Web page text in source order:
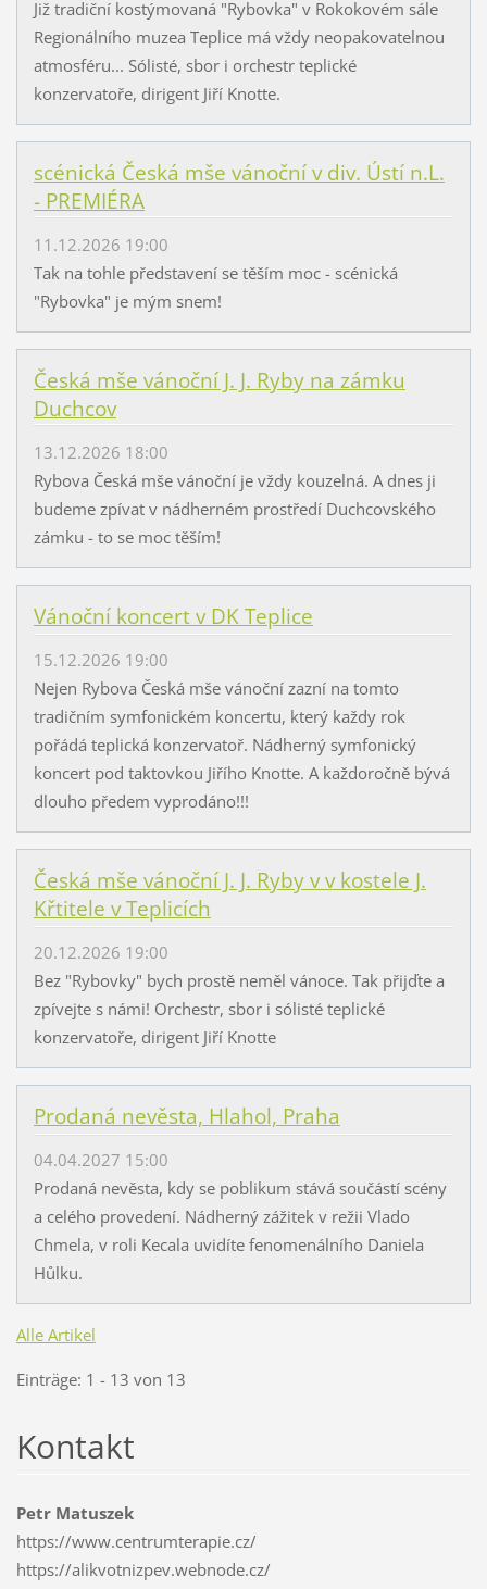
Již tradiční kostýmovaná "Rybovka" v Rokokovém sále
Regionálního muzea Teplice má vždy neopakovatelnou
atmosféru... Sólisté, sbor i orchestr teplické
konzervatoře, dirigent Jiří Knotte.
scénická Česká mše vánoční v div. Ústí n.L.
- PREMIÉRA
11.12.2026 19:00
Tak na tohle představení se těším moc - scénická
"Rybovka" je mým snem!
Česká mše vánoční J. J. Ryby na zámku
Duchcov
13.12.2026 18:00
Rybova Česká mše vánoční je vždy kouzelná. A dnes ji
budeme zpívat v nádherném prostředí Duchcovského
zámku - to se moc těším!
Vánoční koncert v DK Teplice
15.12.2026 19:00
Nejen Rybova Česká mše vánoční zazní na tomto
tradičním symfonickém koncertu, který každy rok
pořádá teplická konzervatoř. Nádherný symfonický
koncert pod taktovkou Jiřího Knotte. A každoročně bývá
dlouho předem vyprodáno!!!
Česká mše vánoční J. J. Ryby v v kostele J.
Křtitele v Teplicích
20.12.2026 19:00
Bez "Rybovky" bych prostě neměl vánoce. Tak přijďte a
zpívejte s námi! Orchestr, sbor i sólisté teplické
konzervatoře, dirigent Jiří Knotte
Prodaná nevěsta, Hlahol, Praha
04.04.2027 15:00
Prodaná nevěsta, kdy se poblikum stává součástí scény
a celého provedení. Nádherný zážitek v režii Vlado
Chmela, v roli Kecala uvidíte fenomenálního Daniela
Hůlku.
Alle Artikel
Einträge: 1 - 13 von 13
Kontakt
Petr Matuszek
https://www.centrumterapie.cz/
https://alikvotnizpev.webnode.cz/